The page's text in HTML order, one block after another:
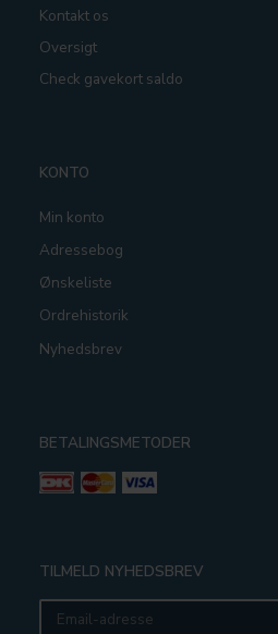
Kontakt os
Oversigt
Check gavekort saldo
KONTO
Min konto
Adressebog
Ønskeliste
Ordrehistorik
Nyhedsbrev
BETALINGSMETODER
TILMELD NYHEDSBREV
Email-
adresse